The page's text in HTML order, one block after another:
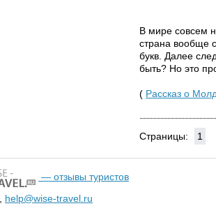
В мире совсем
страна вообще
букв. Далее
быть? Но это
( Рассказ о
Страницы: 1
— отзывы туристов
help@wise-travel.ru